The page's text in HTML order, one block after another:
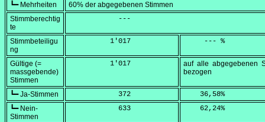
┗━ Mehrheiten
60% der abgegebenen Stimmen
Stimmberechtig
te
            ---
Stimmbeteiligu
ng
          1'017
     --- %
Gültige (=
massgebende)
Stimmen
          1'017
auf alle abgegebenen
bezogen
┗━ Ja-Stimmen
            372
    36,58
%
┗━ Nein-
Stimmen
            633
    62,24
%